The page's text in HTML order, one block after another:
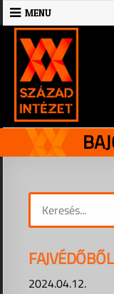
Skip
to
content
MENU
2024.04.12.